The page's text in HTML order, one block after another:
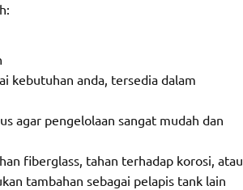
kebutuhan anda, tersedia dalam
agar pengelolaan sangat mudah dan
fiberglass, tahan terhadap korosi, atau
tambahan sebagai pelapis tank lain